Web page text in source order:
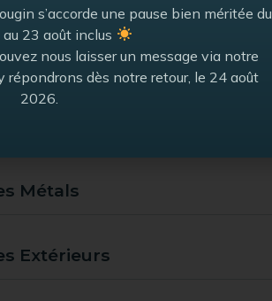
Chalets
Métals
Extérieurs
s’accorde une pause bien méritée du
23 août inclus
nous laisser un message via notre
y répondrons dès notre retour, le 24 août
2026.